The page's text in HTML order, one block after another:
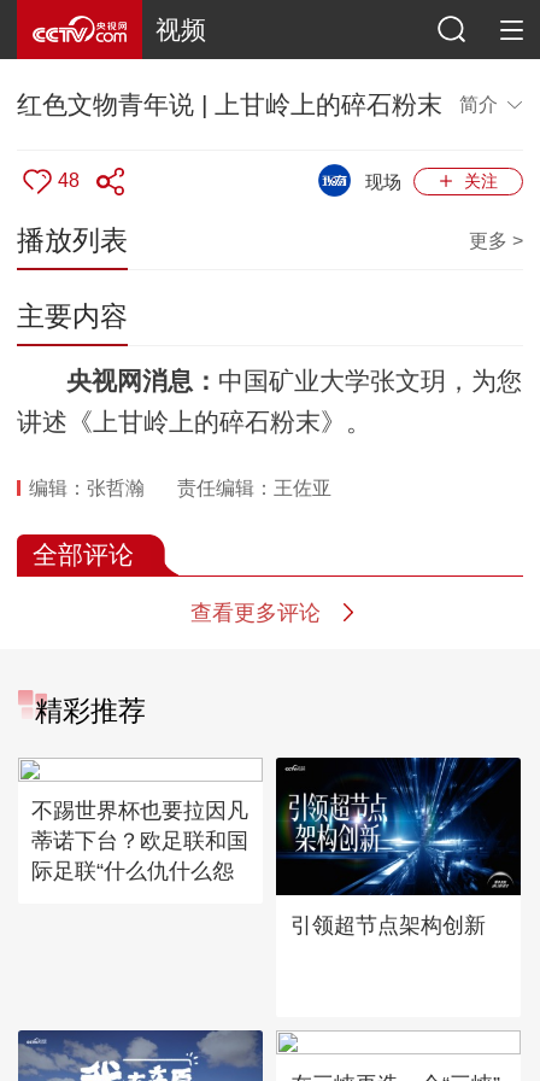
视频
红色文物青年说 | 上甘岭上的碎石粉末 简介
48 关注
现场
播放列表 更多 >
主要内容
央视网消息： 中国矿业大学张文玥，为您
讲述《上甘岭上的碎石粉末》。
编辑：张哲瀚 责任编辑：王佐亚
全部评论
查看更多评论
精彩推荐
不踢世界杯也要拉因凡
蒂诺下台？欧足联和国
际足联“什么仇什么怨
引领超节点架构创新